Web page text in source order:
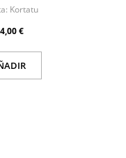
Kortatu
€